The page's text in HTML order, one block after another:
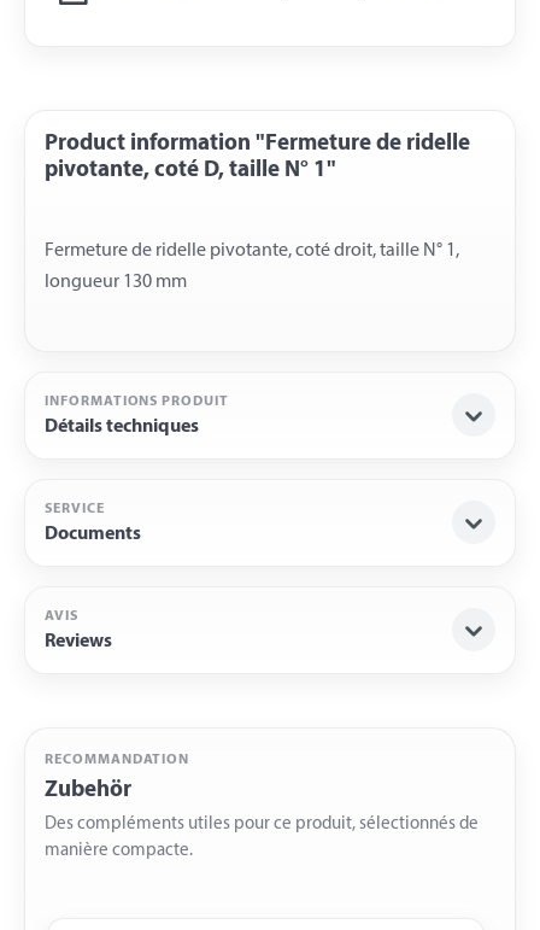
Product information "Fermeture de ridelle
pivotante, coté D, taille N° 1"
Fermeture de ridelle pivotante, coté droit, taille N° 1,
INFORMATIONS PRODUIT
Détails techniques
SERVICE
Documents
AVIS
Reviews
RECOMMANDATION
Zubehör
Des compléments utiles pour ce produit, sélectionnés de
manière compacte.